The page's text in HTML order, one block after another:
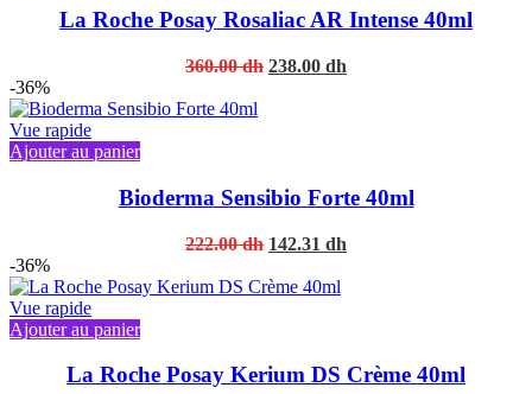
the
La Roche Posay Rosaliac AR Intense 40ml
360.00dh Original
238.00 dh
-36%
Vue rapide
Ajouter au panier
Bioderma Sensibio Forte 40ml
222.00dh Original
was:
142.31 dh
-36%
Vue rapide
Ajouter au panier
La Roche Posay Kerium DS Crème 40ml